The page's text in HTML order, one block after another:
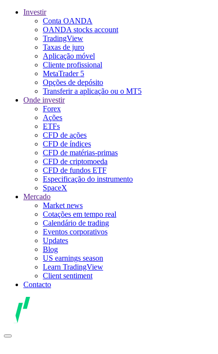
Investir
Conta OANDA
OANDA stocks account
TradingView
Taxas de juro
Aplicação móvel
Cliente profissional
MetaTrader 5
Opções de depósito
Transferir a aplicação ou o MT5
Onde investir
Forex
Ações
ETFs
CFD de ações
CFD de índices
CFD de matérias-primas
CFD de criptomoeda
CFD de fundos ETF
Especificação do instrumento
SpaceX
Mercado
Market news
Cotações em tempo real
Calendário de trading
Eventos corporativos
Updates
Blog
US earnings season
Learn TradingView
Client sentiment
Contacto